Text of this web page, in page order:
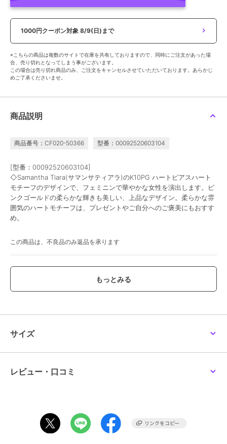
1000円クーポン対象 8/9(日)まで
※こちらの商品は複数のサイトで在庫を共有しておりますので、同時にご注文があった場
合、売り切れとなってしまう事がございます。
この場合は売り切れ商品のみ、ご注文をキャンセルさせていただいております。あらかじ
めご了承くださいませ。
商品説明
商品番号：CF020-50366 型番：00092520603104
[型番：00092520603104]
◇Samantha Tiara(サマンサティアラ)のK10PG ハートピアスハート
モチーフのデザインで、フェミニンで華やかな女性を演出します。ピ
ンクゴールドの柔らかな輝きも美しい、上品なデザイン。柔らかな雰
囲気のハートモチーフは、プレゼントやご自分へのご褒美にもおすす
め。
この商品は、不良品のみ返品を承ります
ブランド サマンサティアラ
サマンサティアラ
サイズ
日本
サイズ
レビュー・口コミ